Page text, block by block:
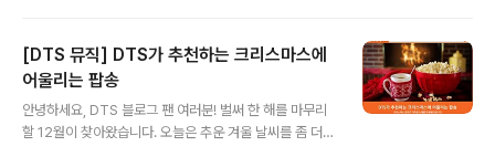
는 네 명의 10대 소녀이자 마녀들이 펼치는 이야기, 입니
다. '프랭키', '타비', '루'는 강력한 힘을 손에 넣기 위한 마법
을 시도하지만, 항상 한 명이 부족해 실패합니다. 어느 날
학교에 새로 전학 온 '릴리'가 마녀임을 알게 된 소녀들은
마녀 모임에 릴리를 초대해, 마침내 강력한 힘의 마법을 사
[DTS 뮤직] DTS가 추천하는 크리스마스에
어울리는 팝송
안녕하세요, DTS 블로그 팬 여러분! 벌써 한 해를 마무리
할 12월이 찾아왔습니다. 오늘은 추운 겨울 날씨를 좀 더